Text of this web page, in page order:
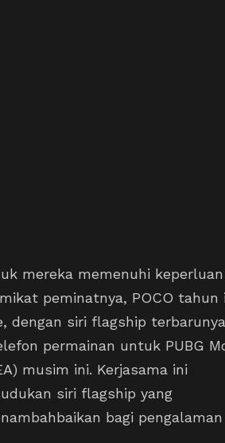
mereka memenuhi
peminatnya, POCO tahun
dengan siri flagship
permainan untuk PUBG
musim ini. Kerjasama ini
siri flagship yang
bagi pengalaman